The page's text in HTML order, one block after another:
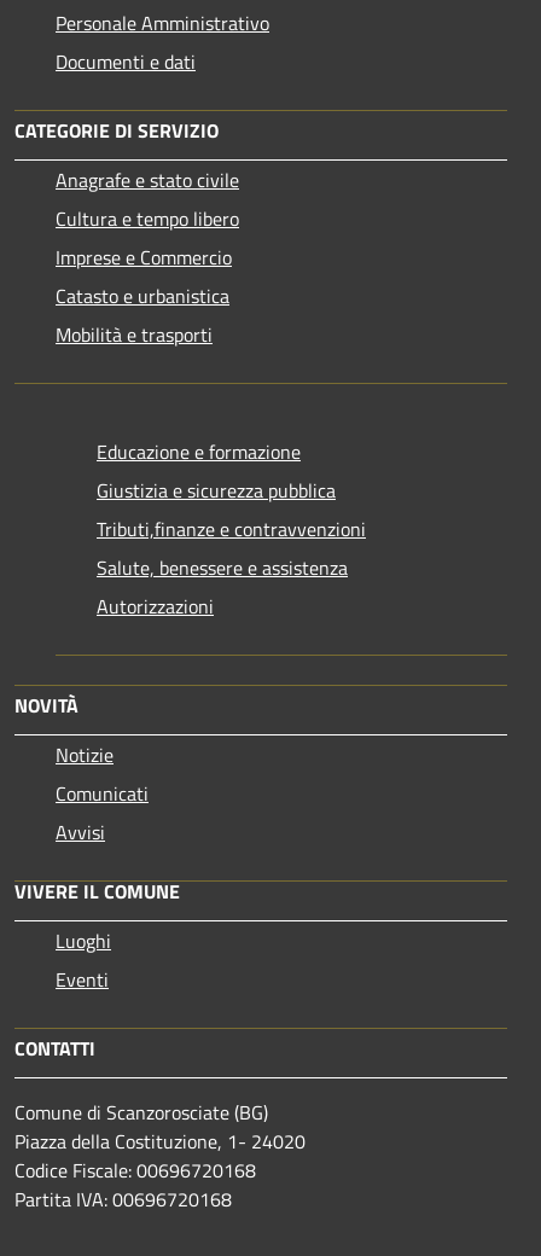
Personale Amministrativo
Documenti e dati
CATEGORIE DI SERVIZIO
Anagrafe e stato civile
Cultura e tempo libero
Imprese e Commercio
Catasto e urbanistica
Mobilità e trasporti
Educazione e formazione
Giustizia e sicurezza pubblica
Tributi,finanze e contravvenzioni
Salute, benessere e assistenza
Autorizzazioni
NOVITÀ
Notizie
Comunicati
Avvisi
VIVERE IL COMUNE
Luoghi
Eventi
CONTATTI
Comune di Scanzorosciate (BG)
Piazza della Costituzione, 1- 24020
Codice Fiscale: 00696720168
Partita IVA: 00696720168